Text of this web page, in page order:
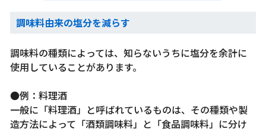
調味料由来の塩分を減らす
調味料の種類によっては、知らないうちに塩分を余計に
使用していることがあります。
●例：料理酒
一般に「料理酒」と呼ばれているものは、その種類や製
造方法によって「酒類調味料」と「食品調味料」に分け